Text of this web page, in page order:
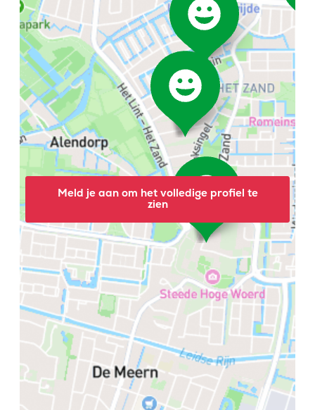
Meld je aan om het volledige profiel te
zien